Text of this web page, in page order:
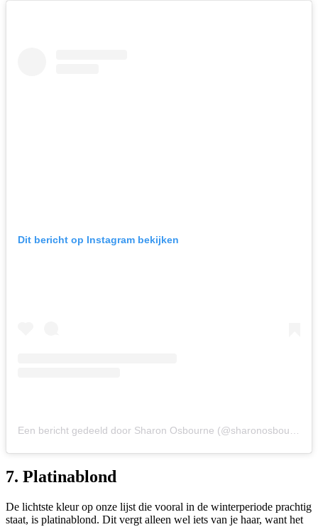
Dit bericht op Instagram bekijken
7. Platinablond
De lichtste kleur op onze lijst die vooral in de winterperiode prachtig
staat, is platinablond. Dit vergt alleen wel iets van je haar, want het